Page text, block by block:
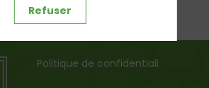
Politique de confidentialité
Refuser